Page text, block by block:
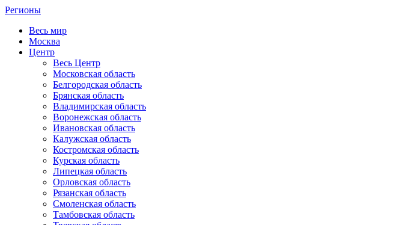
Регионы
Весь мир
Москва
Центр
Весь Центр
Московская область
Белгородская область
Брянская область
Владимирская область
Воронежская область
Ивановская область
Калужская область
Костромская область
Курская область
Липецкая область
Орловская область
Рязанская область
Смоленская область
Тамбовская область